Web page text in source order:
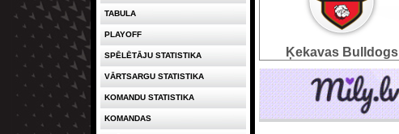
Ķekavas Bulldogs
TABULA
PLAYOFF
SPĒLĒTĀJU STATISTIKA
VĀRTSARGU STATISTIKA
KOMANDU STATISTIKA
KOMANDAS